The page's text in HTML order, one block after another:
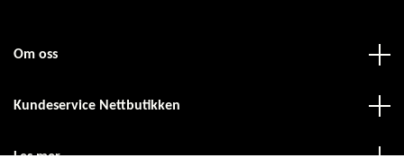
Om oss
Kundeservice Nettbutikken